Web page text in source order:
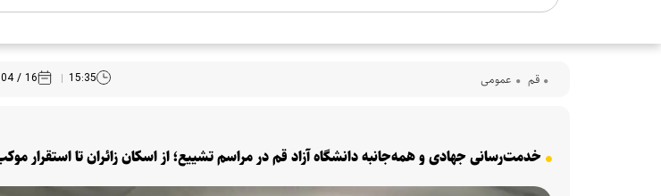
قم عمومی 15:35
16 / 04 /1405
خدمت‌رسانی جهادی و همه‌جانبه دانشگاه آزاد قم در مراسم تشییع؛ از اسکان زائران تا استقرار